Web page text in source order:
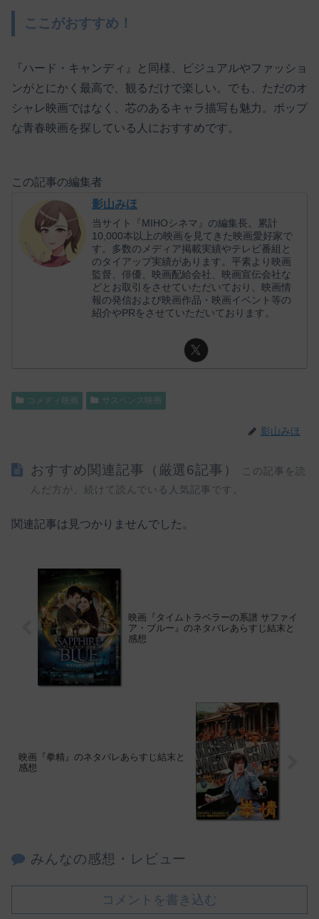
ここがおすすめ！
『ハード・キャンディ』と同様、ビジュアルやファッショ
ンがとにかく最高で、観るだけで楽しい。でも、ただのオ
シャレ映画ではなく、芯のあるキャラ描写も魅力。ポップ
な青春映画を探している人におすすめです。
この記事の編集者
影山みほ
当サイト『MIHOシネマ』の編集長。累計
10,000本以上の映画を見てきた映画愛好家で
す。多数のメディア掲載実績やテレビ番組と
のタイアップ実績があります。平素より映画
監督、俳優、映画配給会社、映画宣伝会社な
どとお取引をさせていただいており、映画情
報の発信および映画作品・映画イベント等の
紹介やPRをさせていただいております。
コメディ映画 サスペンス映画
影山みほ
おすすめ関連記事（厳選6記事）
この記事を読
んだ方が、続けて読んでいる人気記事です。
関連記事は見つかりませんでした。
映画『タイムトラベラーの系譜 サファイ
ア・ブルー』のネタバレあらすじ結末と
感想
映画『拳精』のネタバレあらすじ結末と
感想
みんなの感想・レビュー
コメントを書き込む